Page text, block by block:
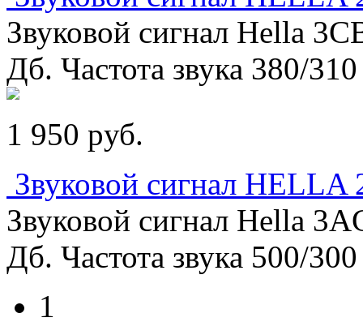
Звуковой сигнал Hella
Дб. Частота звука 380/
1 950 pуб.
Звуковой сигнал
Звуковой сигнал Hella
Дб. Частота звука 500/
1